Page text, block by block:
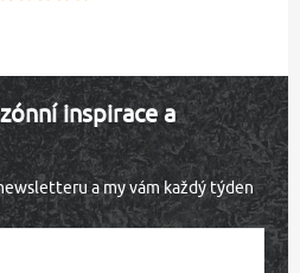
inspirace a
a my vám každý týden